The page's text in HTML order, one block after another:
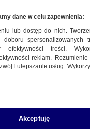
23:15
dane w celu zapewnienia:
lub dostęp do nich.
spersonalizowanych
efektywności treści.
reklam.
i ulepszanie usług.
Akceptuję